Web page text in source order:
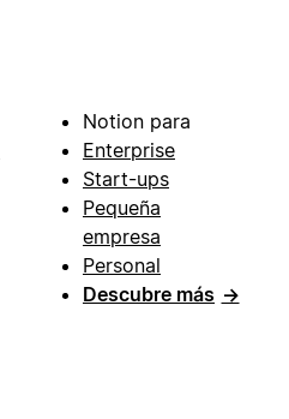
Notion para
Enterprise
Start-ups
Pequeña
empresa
Personal
Descubre más →